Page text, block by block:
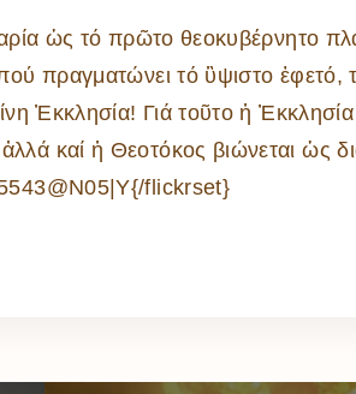
ὡς τό πρῶτο θεοκυβέρνητο
πραγματώνει τό ὓψιστο ἐφετό,
Ἐκκλησία! Γιά τοῦτο ἡ Ἐκκλησία
καί ἡ Θεοτόκος βιώνεται ὡς
flickrset}